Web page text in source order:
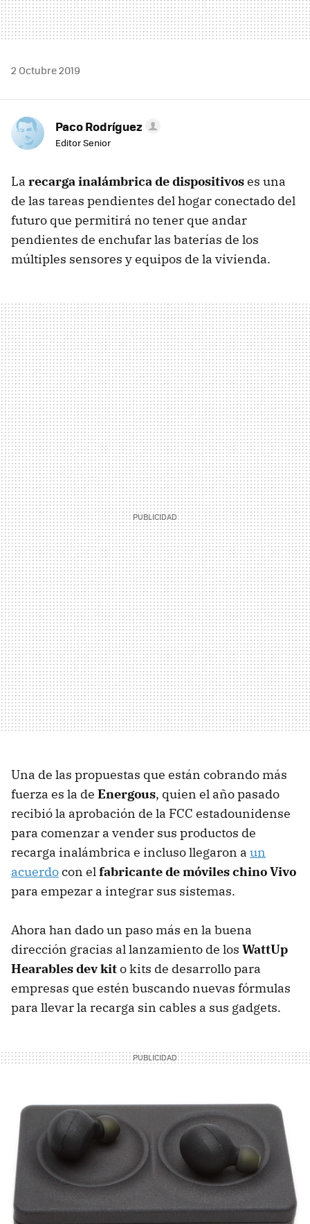
2 Octubre 2019
Paco Rodríguez
Editor Senior
La recarga inalámbrica de dispositivoses una
de las tareas pendientes del hogar conectado del
futuro que permitirá no tener que andar
pendientes de enchufar las baterías de los
múltiples sensores y equipos de la vivienda.
Una de las propuestas que están cobrando más
fuerza es la de Energous, quien el año pasado
recibió la aprobación de la FCC estadounidense
para comenzar a vender sus productos de
recarga inalámbrica e incluso llegaron a un
acuerdocon elfabricante de móviles chino Vivo
para empezar a integrar sus sistemas.
Ahora han dado un paso más en la buena
dirección gracias al lanzamiento de los WattUp
Hearables dev kito kits de desarrollo para
empresas que estén buscando nuevas fórmulas
para llevar la recarga sin cables a sus gadgets.